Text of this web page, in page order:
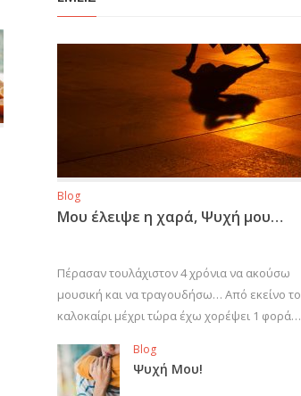
Blog
Μου έλειψε η χαρά, Ψυχή μου…
Πέρασαν τουλάχιστον 4 χρόνια να ακούσω
μουσική και να τραγουδήσω… Από εκείνο το
καλοκαίρι μέχρι τώρα έχω χορέψει 1 φορά…
Blog
Ψυχή Μου!